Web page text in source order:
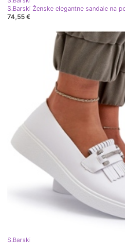
74,55 €
S.Barski